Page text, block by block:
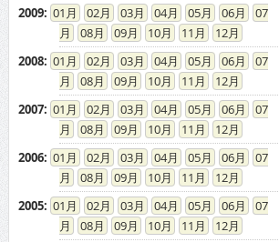
08
09 10 11
12
01 02 03 04 05 06
08
09 10 11
12
01 02 03 04 05 06
08
09 10 11
12
01 02 03 04 05 06
08
09 10 11
12
01 02 03 04 05 06
08
09 10 11
12
01 02 03 04 05 06